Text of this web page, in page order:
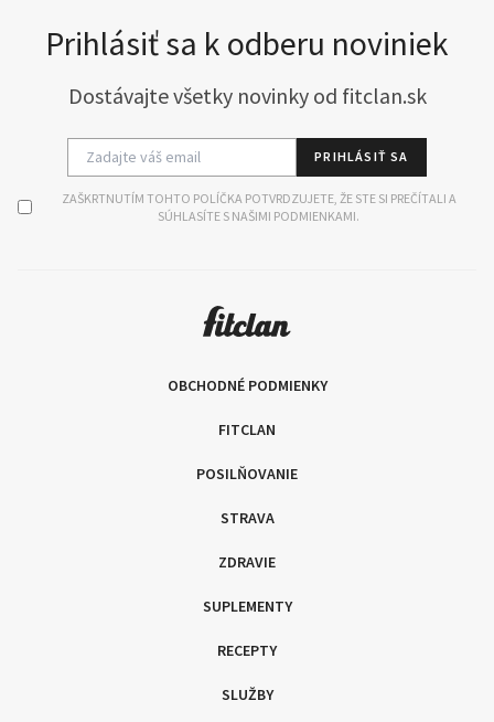
Prihlásiť sa k odberu noviniek
Dostávajte všetky novinky od fitclan.sk
PRIHLÁSIŤ SA
ZAŠKRTNUTÍM TOHTO POLÍČKA POTVRDZUJETE, ŽE STE SI PREČÍTALI A
SÚHLASÍTE S NAŠIMI PODMIENKAMI.
OBCHODNÉ PODMIENKY
FITCLAN
POSILŇOVANIE
STRAVA
ZDRAVIE
SUPLEMENTY
RECEPTY
SLUŽBY